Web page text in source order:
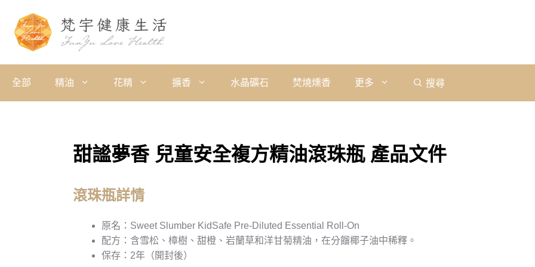
全部 精油 花精 擴香 水晶礦石 焚燒燻香 更多 搜尋
甜謐夢香 兒童安全複方精油滾珠瓶 產品文件
滾珠瓶詳情
原名：Sweet Slumber KidSafe Pre-Diluted Essential Roll-On
配方：含雪松、樟樹、甜橙、岩蘭草和洋甘菊精油，在分餾椰子油中稀釋。
保存：2年（開封後）